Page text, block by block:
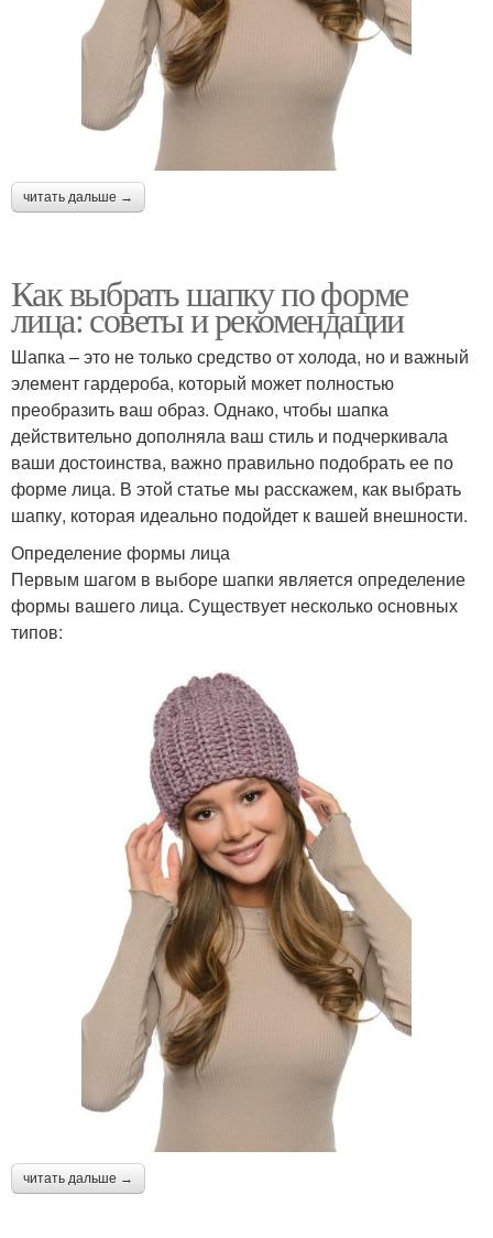
читать дальше →
Как выбрать шапку по форме
лица: советы и рекомендации
Шапка – это не только средство от холода, но и важный
элемент гардероба, который может полностью
преобразить ваш образ. Однако, чтобы шапка
действительно дополняла ваш стиль и подчеркивала
ваши достоинства, важно правильно подобрать ее по
форме лица. В этой статье мы расскажем, как выбрать
шапку, которая идеально подойдет к вашей внешности.
Определение формы лица
Первым шагом в выборе шапки является определение
формы вашего лица. Существует несколько основных
типов:
читать дальше →